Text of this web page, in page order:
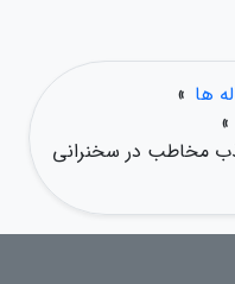
ها »
»
جذب مخاطب در سخنرانی